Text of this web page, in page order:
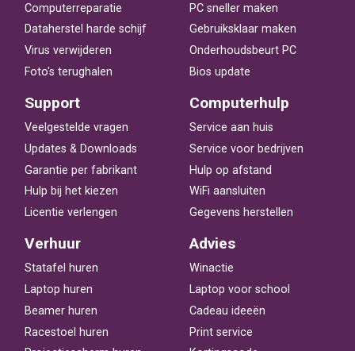
Computerreparatie
Dataherstel harde schijf
Virus verwijderen
Foto's terughalen
PC sneller maken
Gebruiksklaar maken
Onderhoudsbeurt PC
Bios update
Support
Veelgestelde vragen
Updates & Downloads
Garantie per fabrikant
Hulp bij het kiezen
Licentie verlengen
Computerhulp
Service aan huis
Service voor bedrijven
Hulp op afstand
WiFi aansluiten
Gegevens herstellen
Verhuur
Statafel huren
Laptop huren
Beamer huren
Racestoel huren
Advies
Winactie
Laptop voor school
Cadeau ideeën
Print service